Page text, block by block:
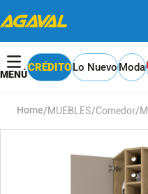
CRÉDITOLo NuevoModa
MUEBLES Comedor